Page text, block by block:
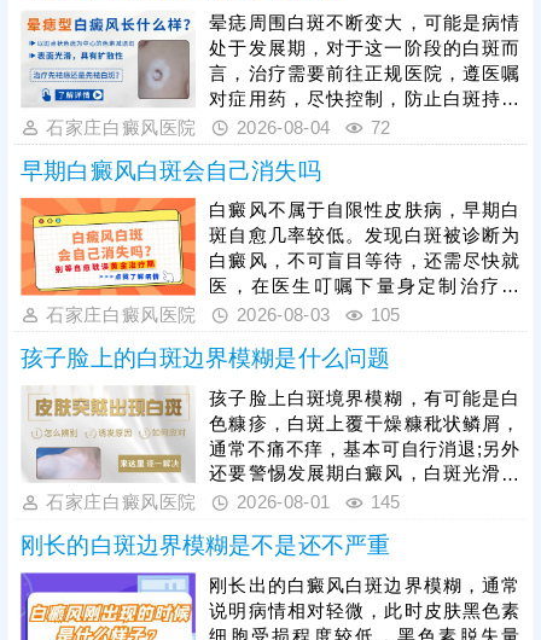
据白癜风分型、分期开展科学对症治
疗，日常需做好皮肤护理，规避暴
晒、摩擦、外伤等诱因，保持规律作
息与良好心态，全方位降低白斑扩散
概率，稳定控制病情。
晕痣周围白斑不断变大，可能是病情
处于发展期，对于这一阶段的白斑而
言，治疗需要前往正规医院，遵医嘱
对症用药，尽快控制，防止白斑持续
扩散。如果白斑扩散速度不是很快，
病情允许可适度照光，如美国进口
308激光，靶向性照射，治疗起效
快，安全性高。同时还应加强护理措
施，避免不良因素刺激，防治结合，
二者相辅相成，为白斑复色助力。
石家庄白癜风医院 2026-08-04 72
早期白癜风白斑会自己消失吗
白癜风不属于自限性皮肤病，早期白
斑自愈几率较低。发现白斑被诊断为
白癜风，不可盲目等待，还需尽快就
医，在医生叮嘱下量身定制治疗方
案，一人一方，个性化祛白，助力病
情好转。其次，早期白癜风可以照
光，如美国进口308准分子激光，促
进黑色素细胞恢复活性和正常功能，
令表皮黑色素再生，提升祛白速度。
治疗过程中还需加强护理，避免外界
不良因素刺激，稳定自身免疫，防治
结合，全面令病情好转。
石家庄白癜风医院 2026-08-03 105
孩子脸上的白斑边界模糊是什么问题
孩子脸上白斑境界模糊，有可能是白
色糠疹，白斑上覆干燥糠秕状鳞屑，
通常不痛不痒，基本可自行消退;另外
还要警惕发展期白癜风，白斑光滑平
坦，形状各异，白斑边缘模糊可能伴
情况。发现孩子脸上有白斑，建议先
做检查，分析白斑是什么，了解白斑
病情。诊断清楚再遵医嘱对症用药，
祛白效果更有保障。
石家庄白癜风医院 2026-08-01 145
刚长的白斑边界模糊是不是还不严重
刚长出的白癜风白斑边界模糊，通常
说明病情相对轻微，此时皮肤黑色素
细胞受损程度较低，黑色素脱失量